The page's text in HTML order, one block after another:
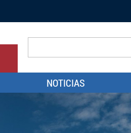
NOTICIAS